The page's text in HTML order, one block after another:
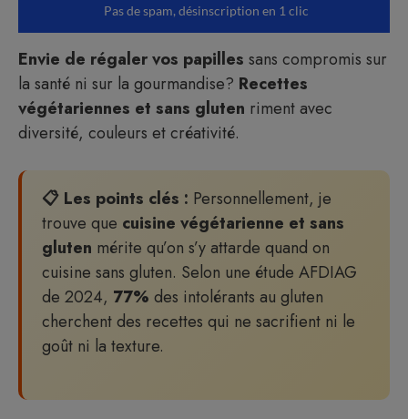
Envie de régaler vos papilles sans compromis sur
la santé ni sur la gourmandise? Recettes
végétariennes et sans gluten riment avec
diversité, couleurs et créativité.
📋 Les points clés : Personnellement, je
trouve que cuisine végétarienne et sans
gluten mérite qu’on s’y attarde quand on
cuisine sans gluten. Selon une étude AFDIAG
de 2024, 77% des intolérants au gluten
cherchent des recettes qui ne sacrifient ni le
goût ni la texture.